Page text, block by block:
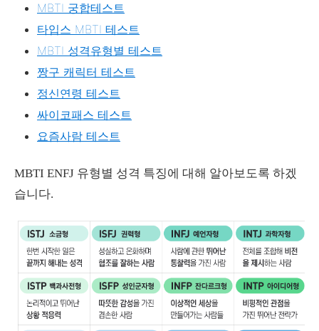
MBTI 궁합테스트
타입스 MBTI 테스트
MBTI 성격유형별 테스트
짱구 캐릭터 테스트
정신연령 테스트
싸이코패스 테스트
요즘사람 테스트
MBTI ENFJ 유형별 성격 특징에 대해 알아보도록 하겠
습니다.